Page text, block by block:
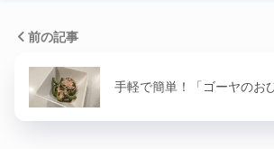
前の記事
手軽で簡単！「ゴーヤのお